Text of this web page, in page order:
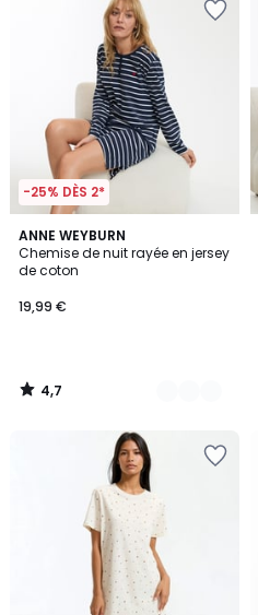
-25% DÈS 2*
ANNE WEYBURN
Chemise de nuit rayée en jersey
de coton
19,99 €
4,7
/ 5
3
Couleurs
4,7
/